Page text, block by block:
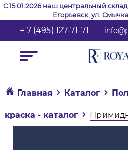
С 15.01.2026 наш центральный
Егорьевск, ул.
+ 7 (495) 127-71-71
Главная Каталог
краска - каталог